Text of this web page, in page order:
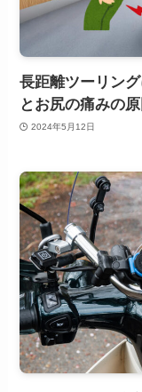
長距離ツーリン
とお尻の痛みの
2024年5月12日